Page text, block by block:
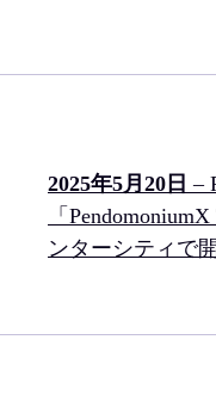
2025年5月20日 –
「
ンターシティで